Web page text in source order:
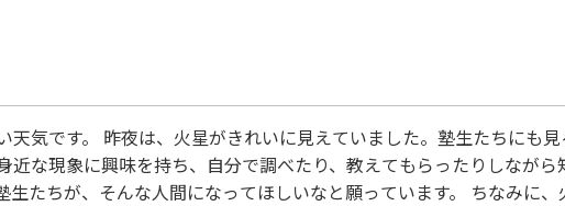
気です。 昨夜は、火星がきれいに見えていました。塾生たちにも
な現象に興味を持ち、自分で調べたり、教えてもらったりしながら
たちが、そんな人間になってほしいなと願っています。 ちなみに